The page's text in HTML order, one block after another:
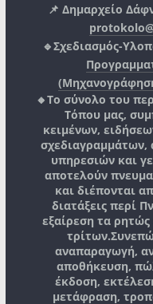
📌 Δημαρχείο
🔹Σχεδιασμός-
🔸Το σύνολο του
Τόπου μας,
κειμένων,
σχεδιαγραμμάτων,
υπηρεσιών και
αποτελούν
και διέπονται
διατάξεις περί
εξαίρεση τα
τρίτων.
αναπαραγωγή,
αποθήκευση,
έκδοση,
μετάφραση,